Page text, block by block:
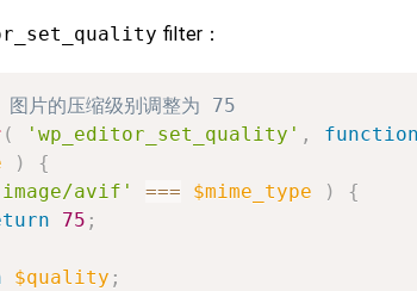
filter：
片的压缩级别调整为 75
( 'wp_editor_set_quality' , function
)
{
avif' === $mime_type )
{
75 ;
$quality ;